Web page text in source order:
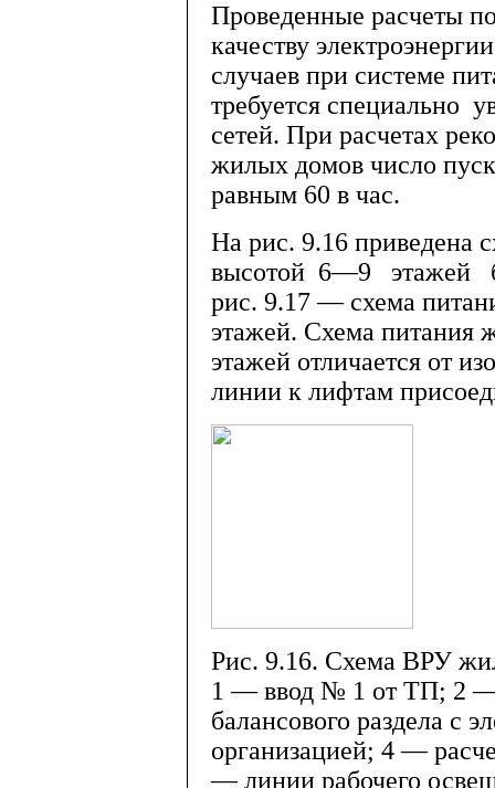
Проведенные расчеты
качеству
случаев при системе
требуется специально
сетей. При расчетах
жилых домов число
равным 60 в час.
На рис. 9.16 приведена
высотой 6—9 этажей
рис. 9.17 — схема
этажей. Схема питания
этажей отличается от
линии к лифтам
Рис. 9.16. Схема ВРУ
1 — ввод № 1 от ТП; 2
балансового раздела с
организацией; 4 —
— линии рабочего